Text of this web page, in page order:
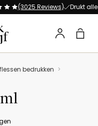
naar de
naar de hoofdinhoud
Profiel
(3025 Reviews) Drukt alles op
bedrukken